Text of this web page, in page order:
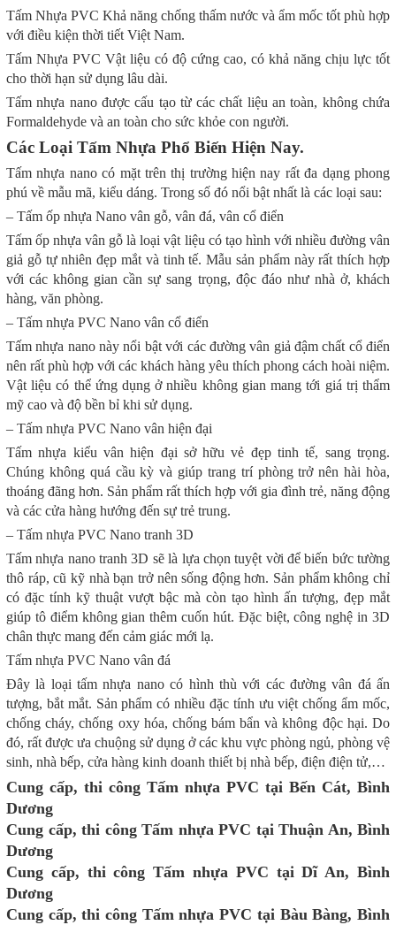
Tấm Nhựa PVC Khả năng chống thấm nước và ẩm mốc tốt phù hợp
với điều kiện thời tiết Việt Nam.
Tấm Nhựa PVC Vật liệu có độ cứng cao, có khả năng chịu lực tốt
cho thời hạn sử dụng lâu dài.
Tấm nhựa nano được cấu tạo từ các chất liệu an toàn, không chứa
Formaldehyde và an toàn cho sức khỏe con người.
Các Loại Tấm Nhựa Phổ Biến Hiện Nay.
Tấm nhựa nano có mặt trên thị trường hiện nay rất đa dạng phong
phú về mẫu mã, kiểu dáng. Trong số đó nổi bật nhất là các loại sau:
– Tấm ốp nhựa Nano vân gỗ, vân đá, vân cổ điển
Tấm ốp nhựa vân gỗ là loại vật liệu có tạo hình với nhiều đường vân
giả gỗ tự nhiên đẹp mắt và tinh tế. Mẫu sản phẩm này rất thích hợp
với các không gian cần sự sang trọng, độc đáo như nhà ở, khách
hàng, văn phòng.
– Tấm nhựa PVC Nano vân cổ điển
Tấm nhựa nano này nổi bật với các đường vân giả đậm chất cổ điển
nên rất phù hợp với các khách hàng yêu thích phong cách hoài niệm.
Vật liệu có thể ứng dụng ở nhiều không gian mang tới giá trị thẩm
mỹ cao và độ bền bỉ khi sử dụng.
– Tấm nhựa PVC Nano vân hiện đại
Tấm nhựa kiểu vân hiện đại sở hữu vẻ đẹp tinh tế, sang trọng.
Chúng không quá cầu kỳ và giúp trang trí phòng trở nên hài hòa,
thoáng đãng hơn. Sản phẩm rất thích hợp với gia đình trẻ, năng động
và các cửa hàng hướng đến sự trẻ trung.
– Tấm nhựa PVC Nano tranh 3D
Tấm nhựa nano tranh 3D sẽ là lựa chọn tuyệt vời để biến bức tường
thô ráp, cũ kỹ nhà bạn trở nên sống động hơn. Sản phẩm không chỉ
có đặc tính kỹ thuật vượt bậc mà còn tạo hình ấn tượng, đẹp mắt
giúp tô điểm không gian thêm cuốn hút. Đặc biệt, công nghệ in 3D
chân thực mang đến cảm giác mới lạ.
Tấm nhựa PVC Nano vân đá
Đây là loại tấm nhựa nano có hình thù với các đường vân đá ấn
tượng, bắt mắt. Sản phẩm có nhiều đặc tính ưu việt chống ẩm mốc,
chống cháy, chống oxy hóa, chống bám bẩn và không độc hại. Do
đó, rất được ưa chuộng sử dụng ở các khu vực phòng ngủ, phòng vệ
sinh, nhà bếp, cửa hàng kinh doanh thiết bị nhà bếp, điện điện tử,…
Cung cấp, thi công Tấm nhựa PVC tại Bến Cát, Bình
Dương
Cung cấp, thi công Tấm nhựa PVC tại Thuận An, Bình
Dương
Cung cấp, thi công Tấm nhựa PVC tại Dĩ An, Bình
Dương
Cung cấp, thi công Tấm nhựa PVC tại Bàu Bàng, Bình